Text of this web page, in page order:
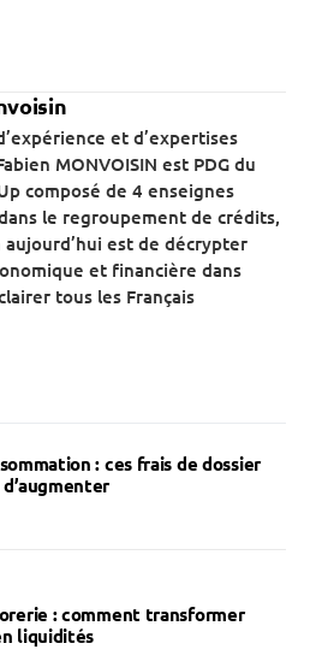
et d’expertises
MONVOISIN est PDG du
composé de 4 enseignes
le regroupement de crédits,
est de décrypter
et financière dans
tous les Français
: ces frais de dossier
: comment transformer
liquidités